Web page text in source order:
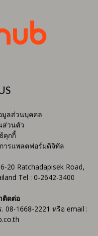
มูลส่วนบุคคล
ส่วนตัว
คุกกี้
ารแพลตฟอร์มดิจิทัล
20 Ratchadapisek Road,
Tel : 0-2642-3400
ติดต่อ
1668-2221 หรือ email :